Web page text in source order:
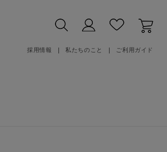
採用情報 私たちのこと ご利用ガイド